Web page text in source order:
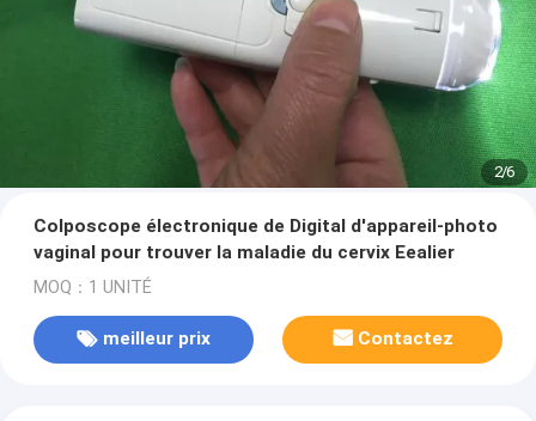
2/6
Colposcope électronique de Digital d'appareil-photo
vaginal pour trouver la maladie du cervix Eealier
MOQ：1 UNITÉ
meilleur prix Contactez